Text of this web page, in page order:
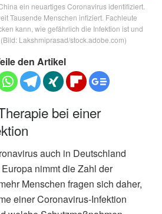
ein neuartiges Coronavirus identifiziert.
Tausende Menschen infiziert. Fachleute
kann, wie gefährlich die Infektion ist und
Lakshmiprasad/stock.adobe.com)
den Artikel
bei einer
auch in Deutschland
nimmt die Zahl der
Menschen fragen sich daher,
einer Coronavirus-Infektion